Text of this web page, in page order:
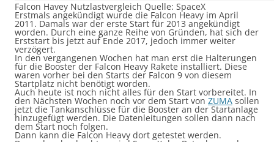
Falcon Havey Nutzlastvergleich Quelle: SpaceX
Erstmals angekündigt wurde die Falcon Heavy im April
2011. Damals war der erste Start für 2013 angekündigt
worden. Durch eine ganze Reihe von Gründen, hat sich der
Erststart bis jetzt auf Ende 2017, jedoch immer weiter
verzögert.
In den vergangenen Wochen hat man erst die Halterungen
für die Booster der Falcon Heavy Rakete installiert. Diese
waren vorher bei den Starts der Falcon 9 von diesem
Startplatz nicht benötigt worden.
Auch heute ist noch nicht alles für den Start vorbereitet. In
den Nächsten Wochen noch vor dem Start von ZUMA sollen
jetzt die Tankanschlüsse für die Booster an der Startanlage
hinzugefügt werden. Die Datenleitungen sollen dann nach
dem Start noch folgen.
Dann kann die Falcon Heavy dort getestet werden.